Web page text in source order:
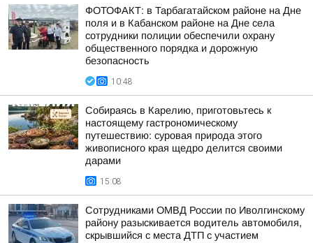
ФОТОФАКТ: в Тарбагатайском районе на Дне
поля и в Кабанском районе на Дне села
сотрудники полиции обеспечили охрану
общественного порядка и дорожную
безопасность
10:48
Собираясь в Карелию, приготовьтесь к
настоящему гастрономическому
путешествию: суровая природа этого
живописного края щедро делится своими
дарами
15:08
Сотрудниками ОМВД России по Иволгинскому
району разыскивается водитель автомобиля,
скрывшийся с места ДТП с участием